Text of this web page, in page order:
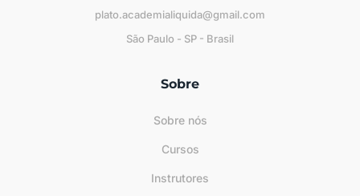
plato.academialiquida@gmail.com
São Paulo - SP - Brasil
Sobre
Sobre nós
Cursos
Instrutores